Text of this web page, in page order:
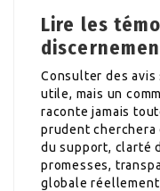
Lire les
Consulter des avis
utile, mais un
raconte jamais
prudent cherchera
du support, clarté
promesses,
globale